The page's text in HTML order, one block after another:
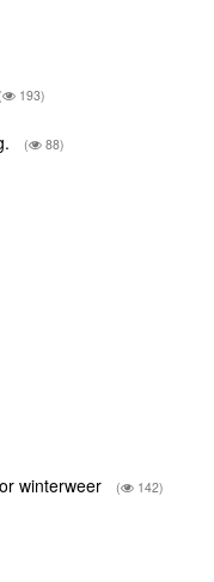
( 193)
( 88)
winterweer ( 142)